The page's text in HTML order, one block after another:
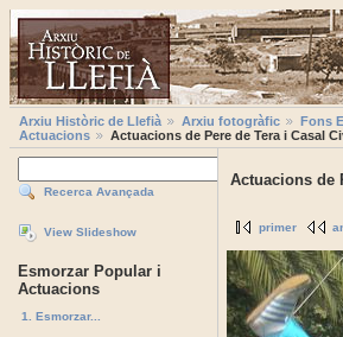
Arxiu Històric de Llefià Arxiu fotogràfic Fons
Actuacions
Actuacions de Pere de Tera i Casal
Recerca Avançada
View Slideshow
Esmorzar Popular i
Actuacions
1. Esmorzar...
Actuacions de
primer